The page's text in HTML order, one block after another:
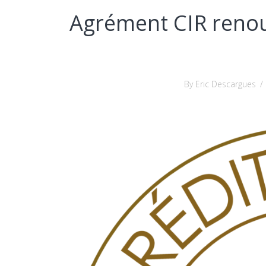
Agrément CIR
By Eric Descargues /